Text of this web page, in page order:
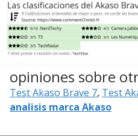
opiniones sobre
Test Akaso Brave 7, Test
analisis marca Akaso